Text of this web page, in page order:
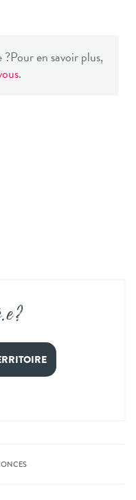
?Pour en savoir plus,
.
.e ?